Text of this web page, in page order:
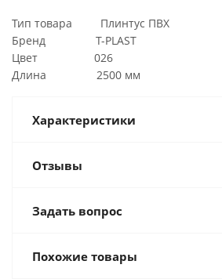
Тип товара Плинтус ПВХ
Бренд T-PLAST
Цвет 026
Длина 2500 мм
Характеристики
Отзывы
Задать вопрос
Похожие товары